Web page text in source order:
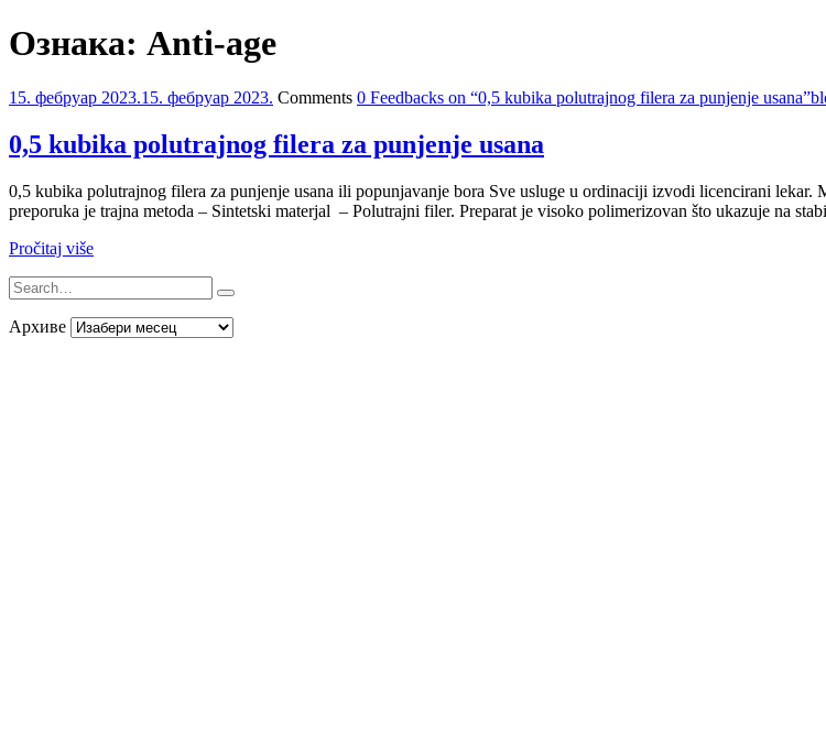
Ознака: Anti-age
15. фебруар 2023.15. фебруар 2023. Comments 0 Feedbacks on “0,5 kubika polutrajnog filera za punjenje usana”
0,5 kubika polutrajnog filera za punjenje usana
0,5 kubika polutrajnog filera za punjenje usana ili popunjavanje bora Sve usluge u ordinaciji izvodi licencirani
preporuka je trajna metoda – Sintetski materjal – Polutrajni filer. Preparat je visoko polimerizovan što ukazuje na
Pročitaj više
Архиве